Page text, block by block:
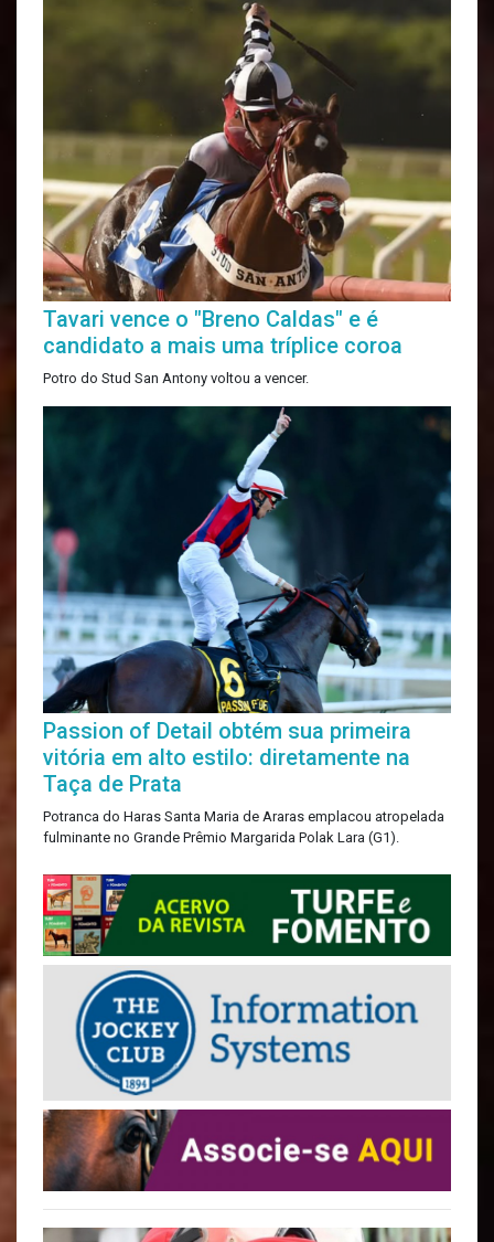
Tavari vence o "Breno Caldas" e é
candidato a mais uma tríplice coroa
Potro do Stud San Antony voltou a vencer.
Passion of Detail obtém sua primeira
vitória em alto estilo: diretamente na
Taça de Prata
Potranca do Haras Santa Maria de Araras emplacou atropelada
fulminante no Grande Prêmio Margarida Polak Lara (G1).